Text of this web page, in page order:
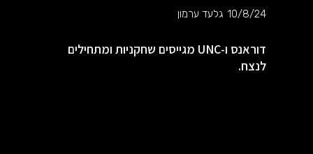
10/8/24 גלעד ערמון
דוראנס ו-UNC מגייסים שחקניות ומתחילים
לנצח.